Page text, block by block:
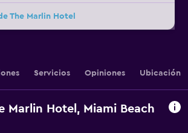
The Marlin Hotel
Servicios Opiniones Ubicación
Marlin Hotel, Miami Beach